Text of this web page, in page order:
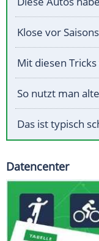
Klose vor
Mit diesen
So nutzt man
Das ist typisch
Datencenter